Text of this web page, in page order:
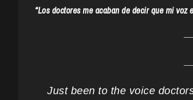
“Los doctores me acaban de decir que mi
Just been to the voice